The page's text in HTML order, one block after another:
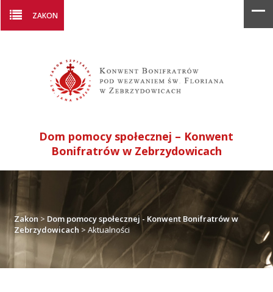
ZAKON
Dom pomocy społecznej – Konwent
Bonifratrów w Zebrzydowicach
Zakon > Dom pomocy społecznej - Konwent Bonifratrów w
Zebrzydowicach >Aktualności